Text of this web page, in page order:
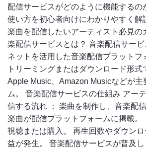
配信サービスがどのように機能するの
使い方を初心者向けにわかりやすく解
楽曲を配信したいアーティスト必見の
楽配信サービスとは？ 音楽配信サー
ネットを活用した音楽配信プラットフ
トリーミングまたはダウンロード形式
Apple Music、Amazon Musicなどが主
ム。 音楽配信サービスの仕組み アー
信する流れ ： 楽曲を制作し、音楽配
楽曲が配信プラットフォームに掲載。
視聴または購入。 再生回数やダウン
益が発生。 音楽配信サービスが普及